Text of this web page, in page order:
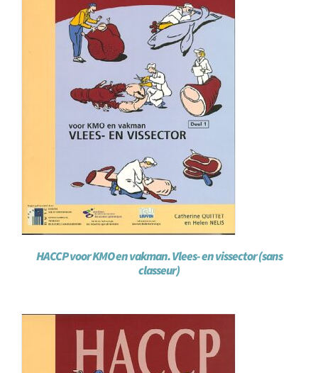
HACCP voor KMO en vakman. Vlees- en vissector (sans
classeur)